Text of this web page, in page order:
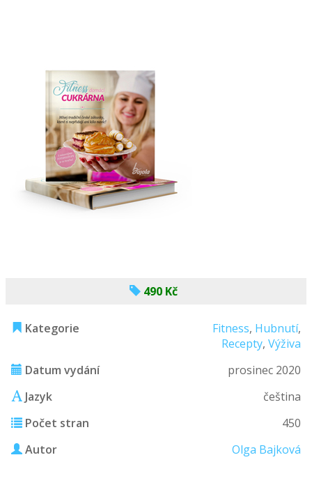
490 Kč
Kategorie Fitness, Hubnutí,
Recepty, Výživa
Datum vydání
prosinec 2020
Jazyk
čeština
Počet stran
450
Autor
Olga Bajková